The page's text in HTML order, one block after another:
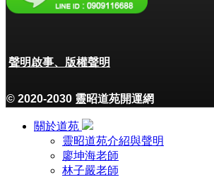
聲明啟事、版權聲明
© 2020-2030 靈昭道苑開運網
關於道苑
靈昭道苑介紹與聲明
廖坤海老師
林子嚴老師